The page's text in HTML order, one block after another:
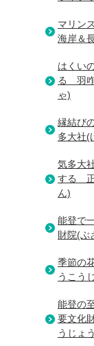
マリン
海岸＆
はくい
る＿羽
ゃ)
縁結び
多大社(
気多大
する＿
ん)
能登で
財院(ぶ
季節の
うこう
能登の
要文化
うじょ